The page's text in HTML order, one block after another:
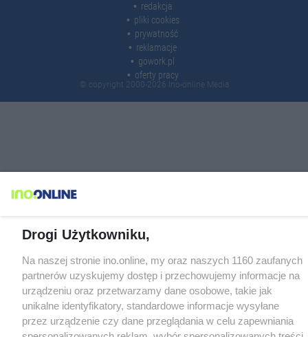
redakcja
pliki cookies
prywatność
reklamacje
gowork.pl
oferty pracy
© copyright 2000-2026 Ino-online Media
Drogi Użytkowniku,
Na naszej stronie ino.online, my oraz naszych 1160 zaufanych
partnerów uzyskujemy dostęp i przechowujemy informacje na
urządzeniu oraz przetwarzamy dane osobowe, takie jak
unikalne identyfikatory, standardowe informacje wysyłane
przez urządzenie czy dane przeglądania w celu zapewniania